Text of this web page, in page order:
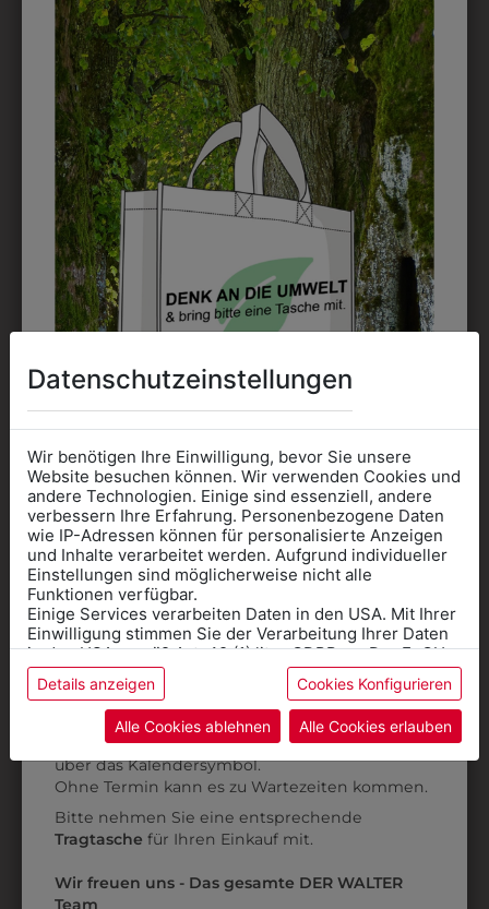
6HALS3910
HALSTUCH CHERRY
€ 5,90
1BHMB9201
BASEBALLKAPPE
WEISS MIT LOGO
€ 9,90
3CHAMPO2WHT
BERUFSSCHUH
€ 59,90
3306081
BERUFSSCHUH
€ 98,90
Datenschutzeinstellungen
Wir benötigen Ihre Einwilligung, bevor Sie unsere
Website besuchen können. Wir verwenden Cookies und
andere Technologien. Einige sind essenziell, andere
verbessern Ihre Erfahrung. Personenbezogene Daten
wie IP-Adressen können für personalisierte Anzeigen
und Inhalte verarbeitet werden. Aufgrund individueller
Einstellungen sind möglicherweise nicht alle
Funktionen verfügbar.
Einige Services verarbeiten Daten in den USA. Mit Ihrer
Einwilligung stimmen Sie der Verarbeitung Ihrer Daten
in den USA gemäß Art. 49 (1) lit. a GDPR zu. Der EuGH
stuft die USA als Land mit unzureichendem Datenschutz
ein, und es besteht das Risiko, dass US-Behörden
Daten ohne Klagemöglichkeit für Europäer überwachen.
Datenschutzerklärungbzw. im
Details anzeigen Cookies Konfigurieren
Alle Cookies ablehnen Alle Cookies erlauben
Informationen wenn Sie
Kleidung
für die SCHULE
benötigen
Online Shop: Klick auf SCHULE in der
Kategorie und die richtige Schule auswählen.
AnprobeVorort im Geschäft: Termin buchen
über das Kalendersymbol.
Ohne Termin kann es zu Wartezeiten kommen.
Bitte nehmen Sie eine entsprechende
Tragtasche für Ihren Einkauf mit.
Wir freuen uns - Das gesamte DER WALTER
Team